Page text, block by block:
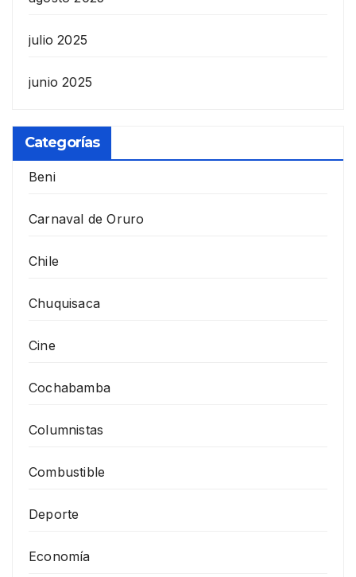
julio 2025
junio 2025
Categorías
Beni
Carnaval de Oruro
Chile
Chuquisaca
Cine
Cochabamba
Columnistas
Combustible
Deporte
Economía